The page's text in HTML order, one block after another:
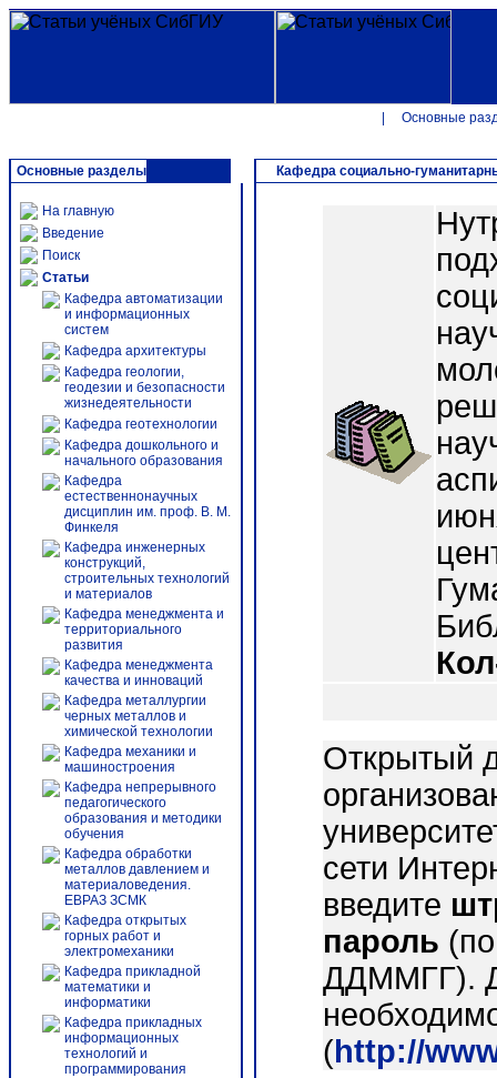
Основные
Основные разделы
На главную
Введение
Поиск
Статьи
Кафедра автоматизации
и информационных
систем
Кафедра архитектуры
Кафедра геологии,
геодезии и безопасности
жизнедеятельности
Кафедра геотехнологии
Кафедра дошкольного и
начального образования
Кафедра
естественнонаучных
дисциплин им. проф. В. М.
Финкеля
Кафедра инженерных
конструкций,
строительных технологий
и материалов
Кафедра менеджмента и
территориального
развития
Кафедра менеджмента
качества и инноваций
Кафедра металлургии
черных металлов и
химической технологии
Кафедра механики и
машиностроения
Кафедра непрерывного
педагогического
образования и методики
обучения
Кафедра обработки
металлов давлением и
материаловедения.
ЕВРАЗ ЗСМК
Кафедра открытых
горных работ и
электромеханики
Кафедра прикладной
математики и
информатики
Кафедра прикладных
информационных
технологий и
программирования
Кафедра социально-
Открытый
сети
введите
пароль
ДДММГГ).
(http://